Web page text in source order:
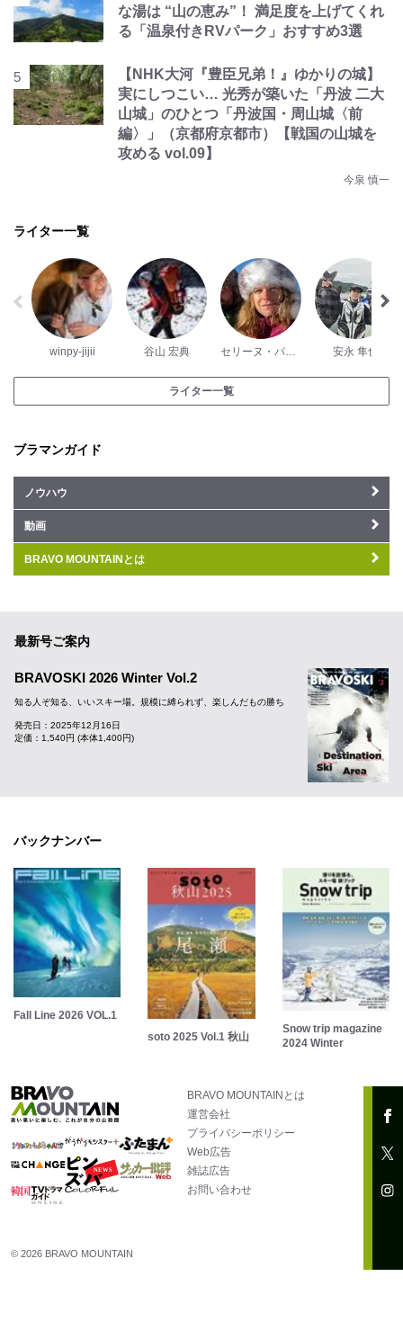
な湯は “山の恵み”！ 満足度を上げてくれ
る「温泉付きRVパーク」おすすめ3選
【NHK大河『豊臣兄弟！』ゆかりの城】
実にしつこい… 光秀が築いた「丹波 二大
山城」のひとつ「丹波国・周山城〈前
編〉」（京都府京都市）【戦国の山城を
攻める vol.09】
今泉 慎一
ライター一覧
winpy-jijii 谷山 宏典 セリーヌ・パッシュ 安永 隼也
ライター一覧
ブラマンガイド
ノウハウ
動画
BRAVO MOUNTAINとは
最新号ご案内
BRAVOSKI 2026 Winter Vol.2
知る人ぞ知る、いいスキー場。規模に縛られず、楽しんだもの勝ち
発売日：2025年12月16日
定価：1,540円 (本体1,400円)
バックナンバー
Fall Line 2026 VOL.1
soto 2025 Vol.1 秋山
Snow trip magazine
2024 Winter
BRAVO MOUNTAINとは
運営会社
プライバシーポリシー
Web広告
雑誌広告
お問い合わせ
© 2026 BRAVO MOUNTAIN